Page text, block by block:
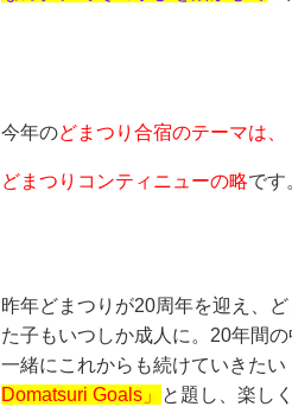
今年のどまつり合宿のテーマは、
どまつりコンティニューの略です
昨年どまつりが20周年を迎え、
た子もいつしか成人に。20年間
一緒にこれからも続けていきたい
Domatsuri Goals」
と題し、楽し